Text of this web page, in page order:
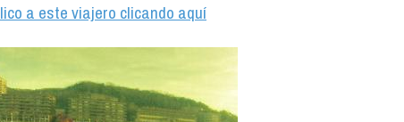
a este viajero clicando aquí